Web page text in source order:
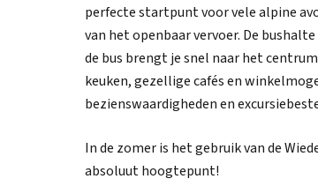
perfecte startpunt voor vele alpine
van het openbaar vervoer. De
de bus brengt je snel naar het
keuken, gezellige cafés en
bezienswaardigheden en
In de zomer is het gebruik van de
absoluut hoogtepunt!